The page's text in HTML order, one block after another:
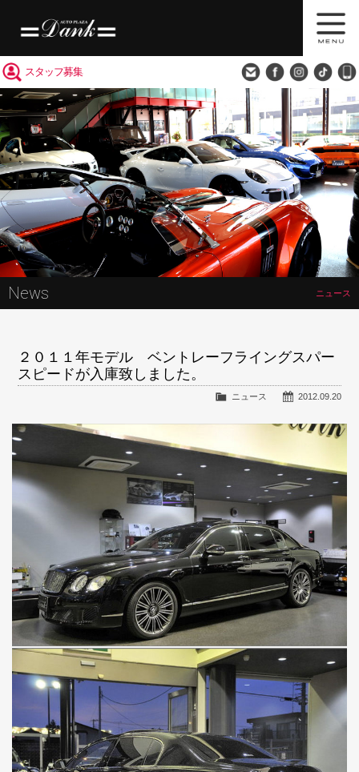
スタッフ募集
News ニュース
２０１１年モデル ベントレーフライングスパー
スピードが入庫致しました。
2012.09.20
ニュース